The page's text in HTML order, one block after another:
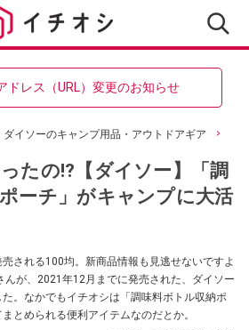
ドレス（URL）変更のお知らせ
ダイソーのキャンプ用品・アウトドアギア
たの⁉【ダイソー】「調
ーチ」がキャンプに大活
される100均。新商品情報も見逃せないですよ
んが、2021年12月までに発売された、ダイソー
。なかでもイチオシは「調味料ボトル収納ポ
とめられる便利アイテムなのだとか。